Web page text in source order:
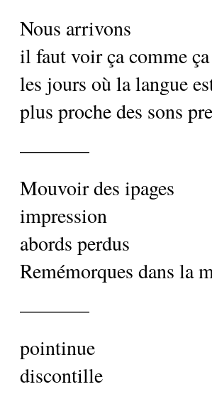
Nous arrivons
il faut voir ça comme ça
les jours où la langue
plus proche des sons
———–
Mouvoir des ipages
impression
abords perdus
Remémorques dans la
———–
pointinue
discontille